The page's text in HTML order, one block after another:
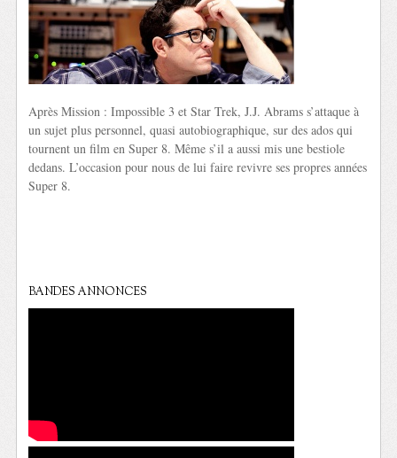
Après Mission : Impossible 3 et Star Trek, J.J. Abrams s’attaque à
un sujet plus personnel, quasi autobiographique, sur des ados qui
tournent un film en Super 8. Même s’il a aussi mis une bestiole
dedans. L’occasion pour nous de lui faire revivre ses propres années
Super 8.
BANDES ANNONCES